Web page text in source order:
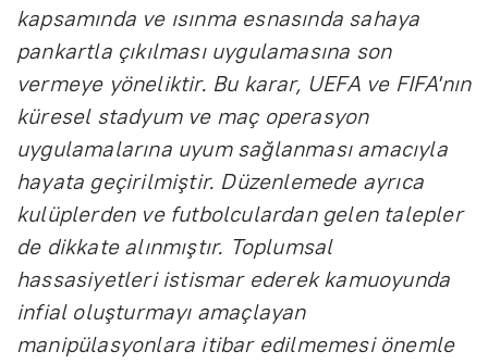
kapsamında ve ısınma esnasında sahaya
pankartla çıkılması uygulamasına son
vermeye yöneliktir. Bu karar, UEFA ve FIFA'nın
küresel stadyum ve maç operasyon
uygulamalarına uyum sağlanması amacıyla
hayata geçirilmiştir. Düzenlemede ayrıca
kulüplerden ve futbolculardan gelen talepler
de dikkate alınmıştır. Toplumsal
hassasiyetleri istismar ederek kamuoyunda
infial oluşturmayı amaçlayan
manipülasyonlara itibar edilmemesi önemle